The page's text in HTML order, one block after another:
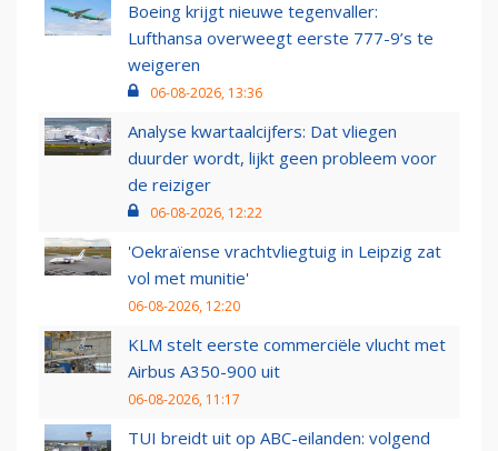
Boeing krijgt nieuwe tegenvaller:
Lufthansa overweegt eerste 777-9’s te
weigeren
06-08-2026, 13:36
Analyse kwartaalcijfers: Dat vliegen
duurder wordt, lijkt geen probleem voor
de reiziger
06-08-2026, 12:22
'Oekraïense vrachtvliegtuig in Leipzig zat
vol met munitie'
06-08-2026, 12:20
KLM stelt eerste commerciële vlucht met
Airbus A350-900 uit
06-08-2026, 11:17
TUI breidt uit op ABC-eilanden: volgend